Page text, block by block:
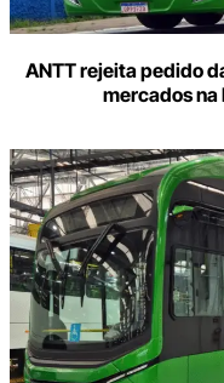
ANTT rejeita pedido
mercados na